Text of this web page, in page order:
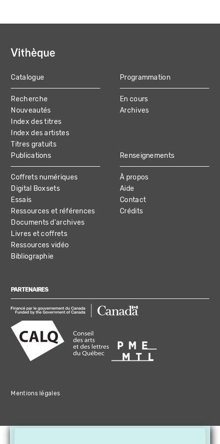
MAIN
NAVIGATION
Catalogue
Recherche
Nouveautés
Index des titres
Index des artistes
Titres gratuits
Programmation
En cours
Archives
Publications
Coffrets numériques
Digital Boxsets
Essais
Ressources et références
Documents d'archives
Livres et coffrets
Ressources vidéo
Bibliographie
Renseignements
À propos
Aide
Contact
Crédits
PARTENAIRES
Mentions légales